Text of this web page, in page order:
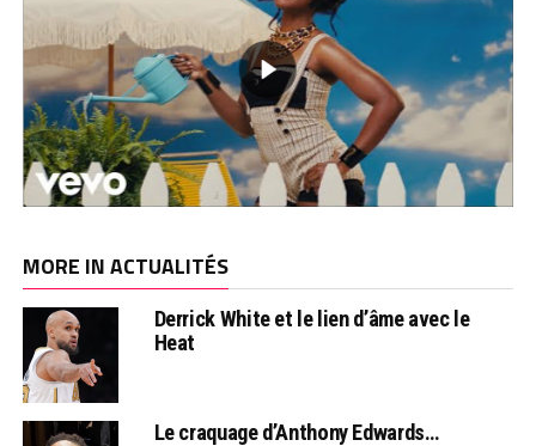
MORE IN ACTUALITÉS
Derrick White et le lien d’âme avec le
Heat
Le craquage d’Anthony Edwards…